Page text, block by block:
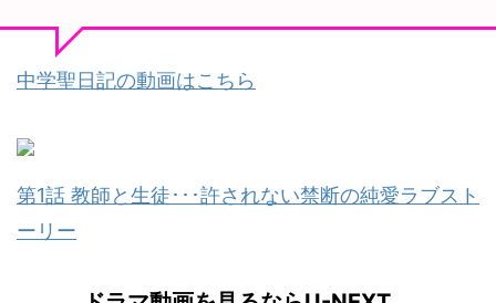
ても、大人
いうのなら
てはいけな
ピーエンド
になりまし
人 母親から
人を忘れて次の
んて絶対にすぐ
に身を引くなよ
もなく辛い展開
ラマファンの大
きな不安の中、
た人からも評
象的でしたね
中学聖日記の動画はこちら
第1話 教師と生徒･･･許されない禁断の純愛ラブスト
ーリー